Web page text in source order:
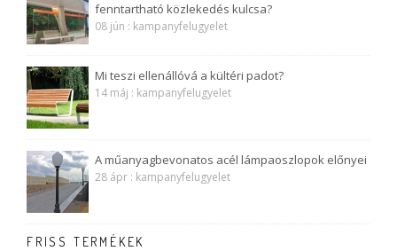
fenntartható közlekedés kulcsa?
08 jún : kampanyfelugyelet
Mi teszi ellenállóvá a kültéri padot?
14 máj : kampanyfelugyelet
A műanyagbevonatos acél lámpaoszlopok előnyei
28 ápr : kampanyfelugyelet
FRISS TERMÉKEK